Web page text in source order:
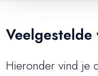
Veelgestelde
Hieronder vind je